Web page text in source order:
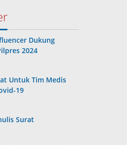
Dukung
2024
Untuk Tim Medis
19
Surat